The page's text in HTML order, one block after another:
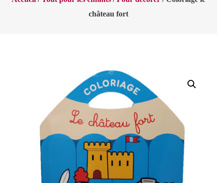
château fort